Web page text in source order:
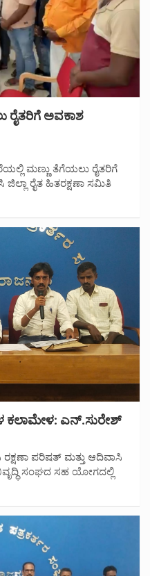
ಅವಕಾಶ
ಮಣ್ಣು ತೆಗೆಯಲು ರೈತರಿಗೆ
ರೈತ ಹಿತರಕ್ಷಣಾ ಸಮಿತಿ
ಕಲಾಮೇಳ: ಎನ್.ಸುರೇಶ್
ಪರಿಷತ್ ಮತ್ತು ಆದಿವಾಸಿ
ಸಂಘದ ಸಹ ಯೋಗದಲ್ಲಿ